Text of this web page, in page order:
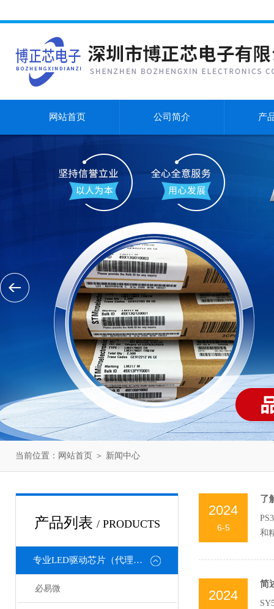
网站首页 公司简介 产
当前位置： 网站首页 ＞ 新闻中心
产品列表 / PRODUCTS
专业LED驱动芯片（代理或直销）
必易微
2024
6-5
了
和
2024
简